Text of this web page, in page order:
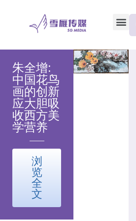
朱全增:
中国花鸟
画的创新
应大胆吸
收西方美
学营养
浏
览
全
文